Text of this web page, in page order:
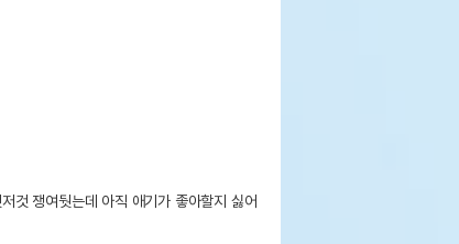
것 쟁여둿는데 아직 애기가 좋아할지 싫어